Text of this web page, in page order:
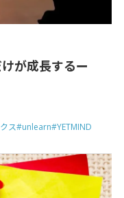
が成長するー
ス#unlearn#YETMIND